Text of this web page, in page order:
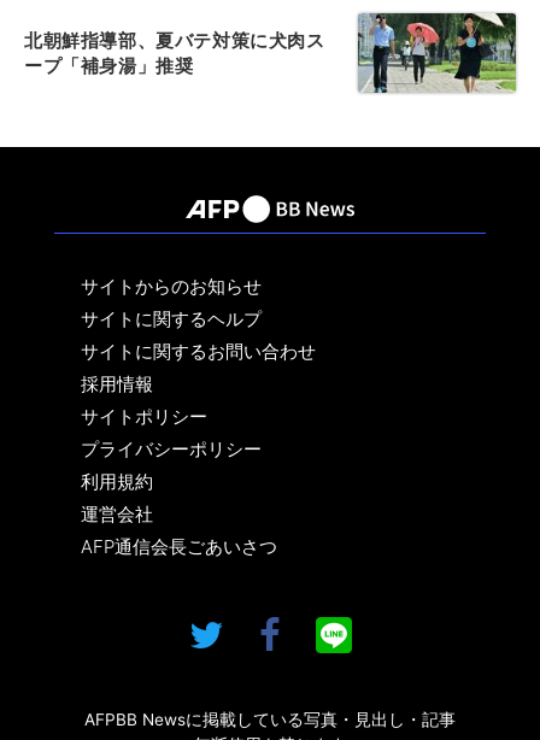
北朝鮮指導部、夏バテ対策に犬肉ス
ープ「補身湯」推奨
サイトからのお知らせ
サイトに関するヘルプ
サイトに関するお問い合わせ
採用情報
サイトポリシー
プライバシーポリシー
利用規約
運営会社
AFP通信会長ごあいさつ
AFPBB Newsに掲載している写真・見出し・記事